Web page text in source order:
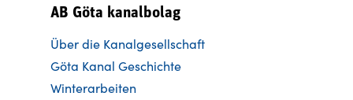
AB Göta kanalbolag
Über die Kanalgesellschaft
Göta Kanal Geschichte
Winterarbeiten